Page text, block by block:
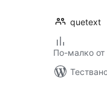
quetext
По-малко от